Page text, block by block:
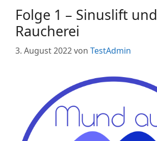
Folge 1 – Sinuslift und
Raucherei
3. August 2022von TestAdmin